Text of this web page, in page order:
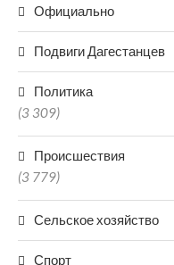
Официально
Подвиги Дагестанцев
Политика
(3 309)
Происшествия
(3 779)
Сельское хозяйство
Спорт